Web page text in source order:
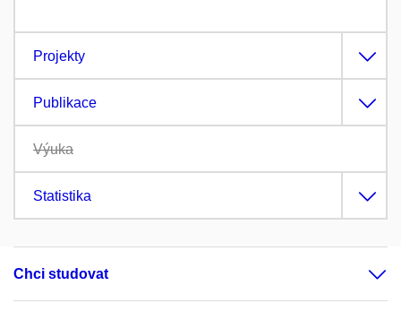
Projekty
Publikace
Výuka
Statistika
Chci studovat